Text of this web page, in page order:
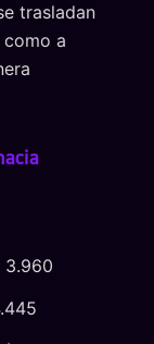
trasladan
a
3.960